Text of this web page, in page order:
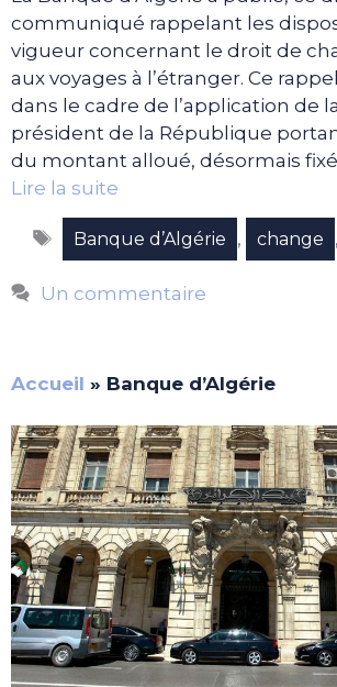
communiqué rappelant les
vigueur concernant le droit de
aux voyages à l’étranger. Ce
dans le cadre de l’application de
président de la République
du montant alloué, désormais fixé
Lire la suite
Étiquettes
Banque d’Algérie , change ,
Un commentaire
Accueil » Banque d’Algérie